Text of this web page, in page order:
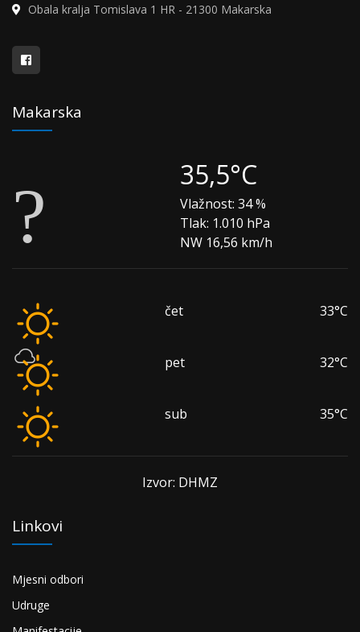
Obala kralja Tomislava 1 HR - 21300 Makarska
Makarska
35,5°C
Vlažnost: 34 %
Tlak: 1.010 hPa
NW 16,56 km/h
čet 33°C
pet 32°C
sub 35°C
Izvor: DHMZ
Linkovi
Mjesni odbori
Udruge